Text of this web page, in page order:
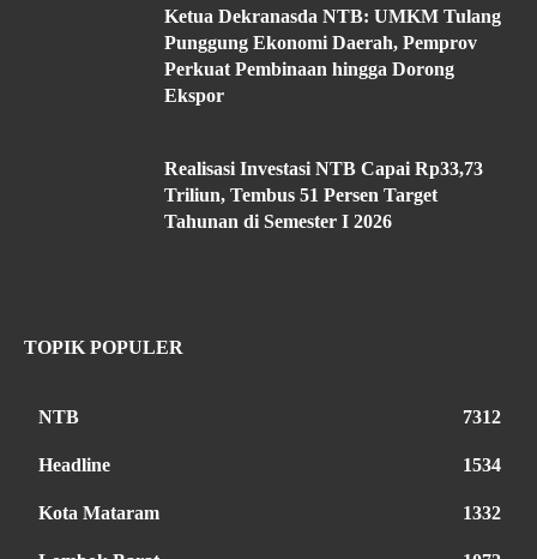
Ketua Dekranasda NTB: UMKM Tulang
Punggung Ekonomi Daerah, Pemprov
Perkuat Pembinaan hingga Dorong
Ekspor
Realisasi Investasi NTB Capai Rp33,73
Triliun, Tembus 51 Persen Target
Tahunan di Semester I 2026
TOPIK POPULER
NTB 7312
Headline 1534
Kota Mataram 1332